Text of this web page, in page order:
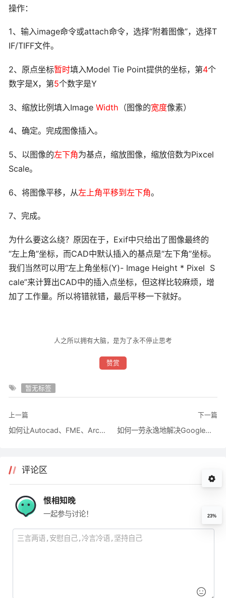
操作：
1、输入image命令或attach命令，选择“附着图像”，选择T
IF/TIFF文件。
2、原点坐标暂时填入Model Tie Point提供的坐标，第4个
数字是X，第5个数字是Y
3、缩放比例填入Image Width （图像的宽度像素）
4、确定。完成图像插入。
5、以图像的左下角为基点，缩放图像，缩放倍数为Pixcel
Scale。
6、将图像平移，从左上角平移到左下角。
7、完成。
为什么要这么绕？原因在于，Exif中只给出了图像最终的
“左上角”坐标，而CAD中默认插入的基点是“左下角”坐标。
我们当然可以用“左上角坐标(Y)- Image Height * Pixel S
cale”来计算出CAD中的插入点坐标，但这样比较麻烦，增
加了工作量。所以将错就错，最后平移一下就好。
人之所以拥有大脑，是为了永不停止思考
赞赏
暂无标签
上一篇
如何让Autocad、FME、ArcGIS和平共处？
下一篇
如何一劳永逸地解决Google图源问题
评论区
恨相知晚
一起参与讨论！ 23%